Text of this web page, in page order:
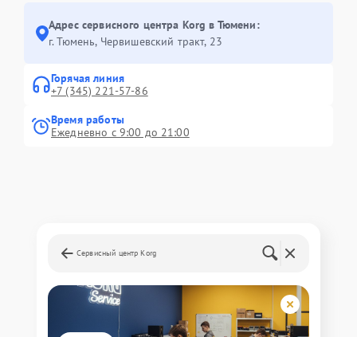
Адрес сервисного центра Korg в Тюмени:
г. Тюмень, ​Червишевский тракт, 23
Горячая линия
+7 (345) 221-57-86
Время работы
Ежедневно с 9:00 до 21:00
Сервисный центр Korg